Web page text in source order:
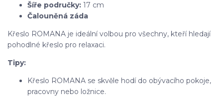
Šíře područky: 17 cm
Čalouněná záda
Křeslo ROMANA je ideální volbou pro všechny, kteří hledají
pohodlné křeslo pro relaxaci.
Tipy:
Křeslo ROMANA se skvěle hodí do obývacího pokoje,
pracovny nebo ložnice.